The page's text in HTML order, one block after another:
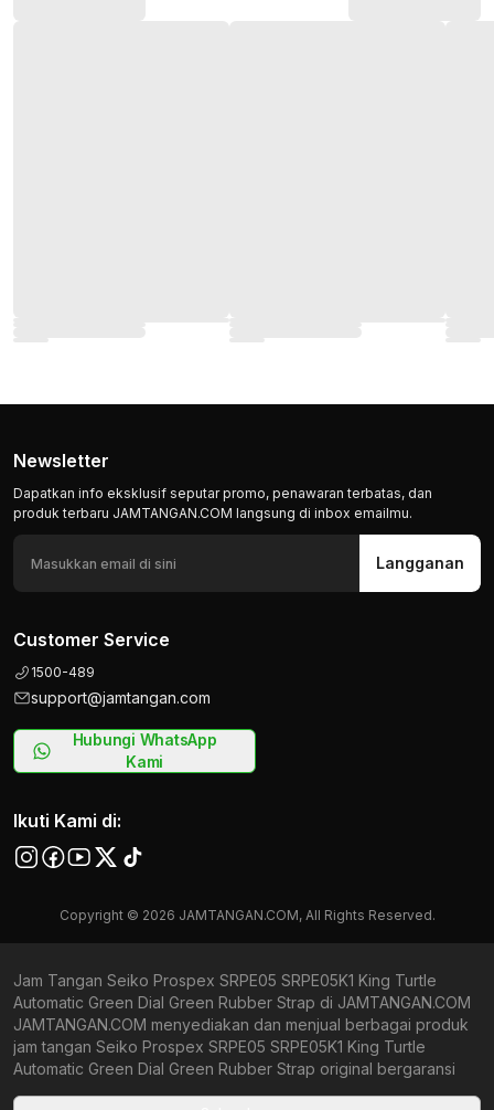
Newsletter
Dapatkan info eksklusif seputar promo, penawaran terbatas, dan
produk terbaru JAMTANGAN.COM langsung di inbox emailmu.
Langganan
Customer Service
1500-489
support@jamtangan.com
Hubungi WhatsApp
Kami
Ikuti Kami di:
Copyright © 2026 JAMTANGAN.COM, All Rights Reserved.
Jam Tangan Seiko Prospex SRPE05 SRPE05K1 King Turtle
Automatic Green Dial Green Rubber Strap di JAMTANGAN.COM
JAMTANGAN.COM menyediakan dan menjual berbagai produk
jam tangan Seiko Prospex SRPE05 SRPE05K1 King Turtle
Automatic Green Dial Green Rubber Strap original bergaransi